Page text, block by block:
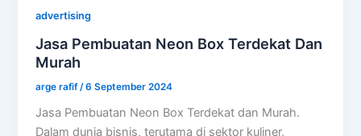
advertising
Jasa Pembuatan Neon Box Terdekat Dan
Murah
arge rafif /6 September 2024
Jasa Pembuatan Neon Box Terdekat dan Murah.
Dalam dunia bisnis, terutama di sektor kuliner,